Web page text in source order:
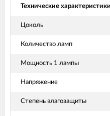
Технические характеристики
Цоколь
Количество ламп
Мощность 1 лампы
Напряжение
Степень влагозащиты